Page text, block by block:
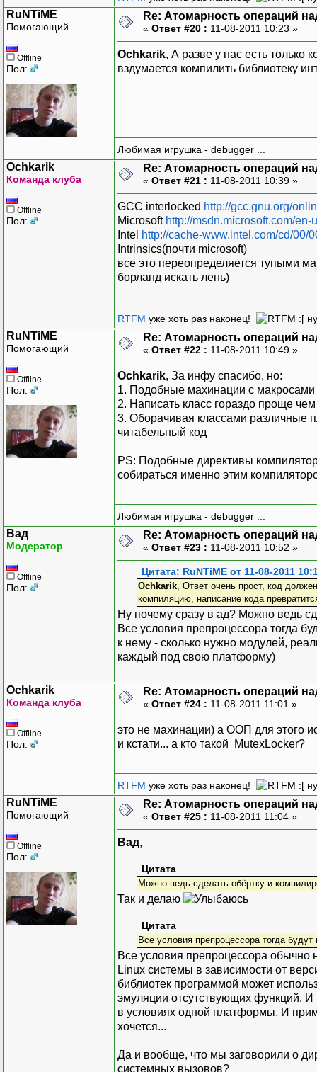
RuNTiME
Помогающий
Offline
Пол:
Re: Атомарность операций
« Ответ #20 : 11-08-2011 10:23 »
Ochkarik, А разве у нас есть только
вздумается компилить библиотеку
Любимая игрушка - debugger ...
Ochkarik
Команда клуба
Offline
Пол:
Re: Атомарность операций
« Ответ #21 : 11-08-2011 10:39 »
GCC interlocked http://gcc.gnu.org/
Microsoft http://msdn.microsoft.com/
Intel http://cache-www.intel.com/cd/00/
Intrinsics(почти microsoft)
все это переопределяется тупыми
борланд искать лень)
RTFM уже хоть раз наконец! :[
RuNTiME
Помогающий
Offline
Пол:
Re: Атомарность операций
« Ответ #22 : 11-08-2011 10:49 »
Ochkarik, За инфу спасибо, но:
1. Подобные махинации с
2. Написать класс гораздо проще
3. Оборачивая классами различные
читабельный код
PS: Подобные директивы
собираться именно этим
Любимая игрушка - debugger ...
Вад
Модератор
Offline
Пол:
Re: Атомарность операций
« Ответ #23 : 11-08-2011 10:52 »
Цитата: RuNTiME от 11-08-2011
Ochkarik, Ответ очень прост, код
компиляцию, написание кода
Ну почему сразу в ад? Можно ведь
Все условия препроцессора тогда
к нему - сколько нужно модулей,
каждый под свою платформу)
Ochkarik
Команда клуба
Offline
Пол:
Re: Атомарность операций
« Ответ #24 : 11-08-2011 11:01 »
это не махинации) а ООП для этого
и кстати... а кто такой MutexLocker?
RTFM уже хоть раз наконец! :[
RuNTiME
Помогающий
Offline
Пол:
Re: Атомарность операций
« Ответ #25 : 11-08-2011 11:04 »
Вад,
Цитата
Можно ведь сделать обёртку и
Так и делаю
Цитата
Все условия препроцессора тогда
Все условия препроцессора обычно
Linux системы в зависимости от
библиотек программой может
эмуляции отсутствующих функций. И
в условиях одной платформы. И
хочется...
Да и вообще, что мы заговорили о
системных вызовов?